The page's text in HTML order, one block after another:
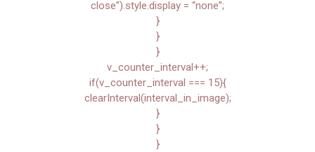
close”).style.display = “none”;
}
}
}
v_counter_interval++;
if(v_counter_interval === 15){
clearInterval(interval_in_image);
}
}
}